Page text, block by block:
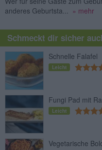
anderes Geburtsta...
» mehr
Schmeckt dir sicher
Schnelle Falafel
Leicht
Fungi Pad mit
Leicht
Vegetarische